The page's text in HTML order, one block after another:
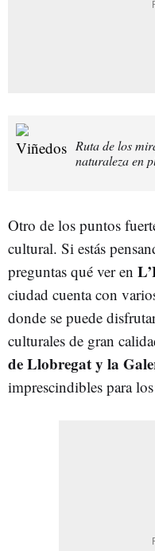
Ruta de los
naturaleza en
Otro de los puntos
cultural. Si estás
preguntas qué ver en
ciudad cuenta con
donde se puede
culturales de gran
de Llobregat y la
imprescindibles para